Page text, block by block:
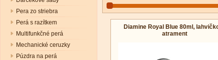
Pera zo striebra
Perá s razítkem
Multifunkčné perá
Mechanické ceruzky
Púzdra na perá
Diamine Royal Blue 80ml,
atrament